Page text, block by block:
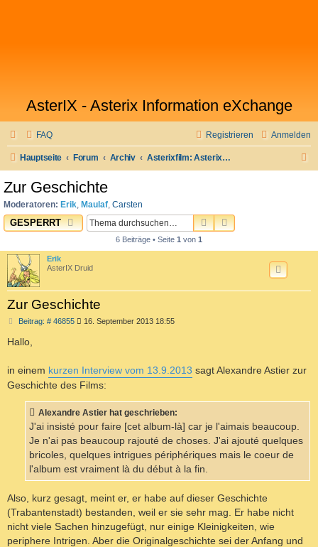
AsterIX - Asterix Information eXchange
FAQ Anmelden
Registrieren
Hauptseite Forum Archiv Asterixfilm: Asterix im Land der Götter
Zur Geschichte
Moderatoren: Erik, Maulaf, Carsten
GESPERRT SUCHEERWEITERTE
6 Beiträge • Seite 1 von 1
Erik
AsterIX Druid
Zur Geschichte
Beitrag: # 46855B
g
16. September 2013 18:55
Hallo,
in einem kurzen Interview vom 13.9.2013 sagt Alexandre Astier zur
Geschichte des Films:
Alexandre Astier hat geschrieben:
J'ai insisté pour faire [cet album-là] car je l'aimais beaucoup.
Je n'ai pas beaucoup rajouté de choses. J'ai ajouté quelques
bricoles, quelques intrigues périphériques mais le coeur de
l'album est vraiment là du début à la fin.
Also, kurz gesagt, meint er, er habe auf dieser Geschichte
(Trabantenstadt) bestanden, weil er sie sehr mag. Er habe nicht
nicht viele Sachen hinzugefügt, nur einige Kleinigkeiten, wie
periphere Intrigen. Aber die Originalgeschichte sei der Anfang und